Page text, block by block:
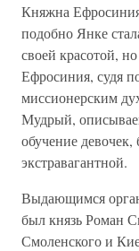
Княжна
подобно Янке
своей красотой,
Ефросиния, судя
миссионерским
Мудрый,
обучение девочек,
экстравагантной.
Выдающимся
был князь Роман
Смоленского и